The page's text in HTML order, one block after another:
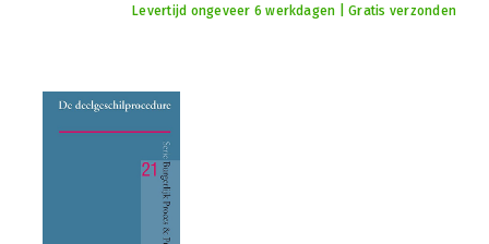
Levertijd ongeveer 6 werkdagen | Gratis verzonden